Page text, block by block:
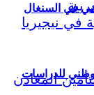
في السنغال
للدراسات